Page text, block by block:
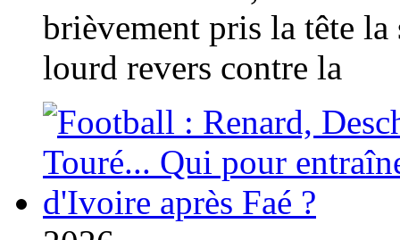
brièvement pris la tête
lourd revers contre la